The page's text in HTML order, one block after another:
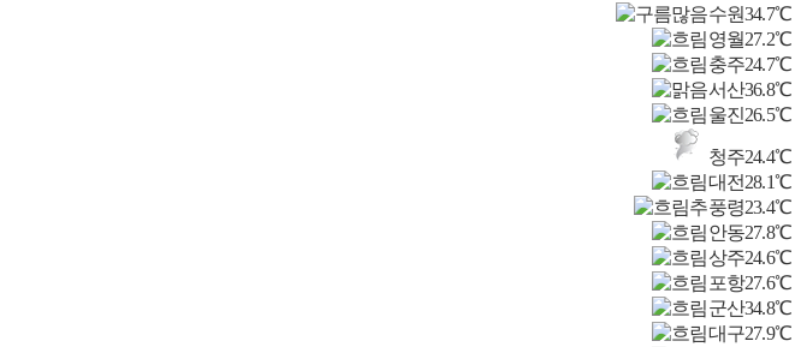
수원34.7℃
영월27.2℃
충주24.7℃
서산36.8℃
울진26.5℃
청주24.4℃
대전28.1℃
추풍령23.4℃
안동27.8℃
상주24.6℃
포항27.6℃
군산34.8℃
대구27.9℃